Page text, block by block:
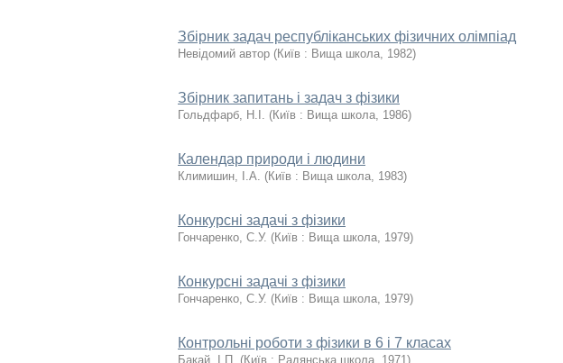
Збірник задач республіканських фізичних олімпіад
Невідомий автор (Київ : Вища школа, 1982)
Збірник запитань і задач з фізики
Гольдфарб, Н.І. (Київ : Вища школа, 1986)
Календар природи і людини
Климишин, І.А. (Київ : Вища школа, 1983)
Конкурсні задачі з фізики
Гончаренко, С.У. (Київ : Вища школа, 1979)
Конкурсні задачі з фізики
Гончаренко, С.У. (Київ : Вища школа, 1979)
Контрольні роботи з фізики в 6 і 7 класах
Бакай, І.П. (Київ : Радянська школа, 1971)